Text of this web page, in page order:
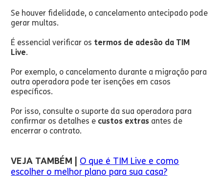
Se houver fidelidade, o cancelamento antecipado pode
gerar multas.
É essencial verificar os termos de adesão da TIM
Live.
Por exemplo, o cancelamento durante a migração para
outra operadora pode ter isenções em casos
específicos.
Por isso, consulte o suporte da sua operadora para
confirmar os detalhes e custos extras antes de
encerrar o contrato.
VEJA TAMBÉM |
O que é TIM Live e como
escolher o melhor plano para sua casa?